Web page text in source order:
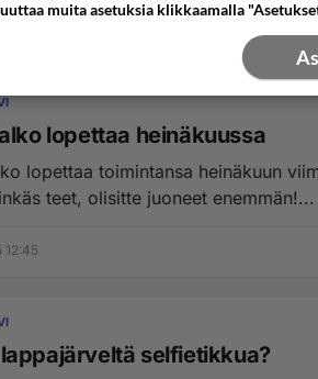
lopettaa heinäkuussa
lopettaa toimintansa heinäkuun
teet, olisitte juoneet enemmän!...
12:45
selfietikkua?
muita asetuksia klikkaamalla